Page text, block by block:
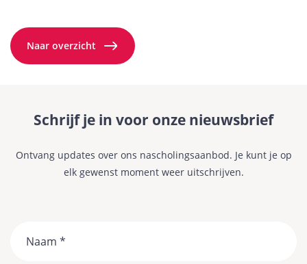
Naar overzicht
Schrijf je in voor onze nieuwsbrief
Ontvang updates over ons nascholingsaanbod. Je kunt je op
elk gewenst moment weer uitschrijven.